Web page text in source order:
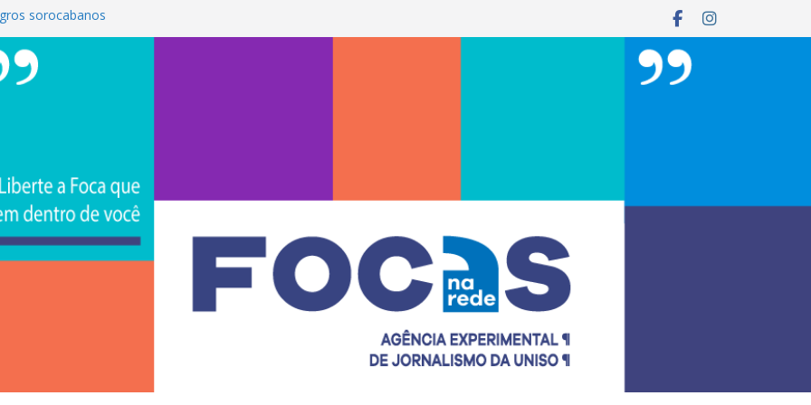
sorocabanos
artista do #ConviteMPB do
2026 promove integração, ciência e